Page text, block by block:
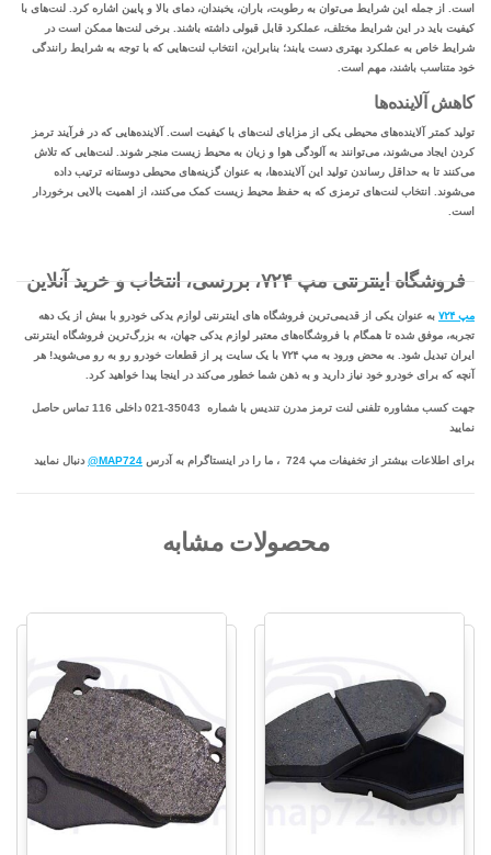
است. از جمله این شرایط می‌توان به رطوبت، باران، یخبندان، دمای بالا و پایین اشاره کرد. لنت‌های با
کیفیت باید در این شرایط مختلف، عملکرد قابل قبولی داشته باشند. برخی لنت‌ها ممکن است در
شرایط خاص به عملکرد بهتری دست یابند؛ بنابراین، انتخاب لنت‌هایی که با توجه به شرایط رانندگی
خود متناسب باشند، مهم است.
کاهش آلاینده‌ها
تولید کمتر آلاینده‌های محیطی یکی از مزایای لنت‌های با کیفیت است. آلاینده‌هایی که در فرآیند ترمز
کردن ایجاد می‌شوند، می‌توانند به آلودگی هوا و زیان به محیط زیست منجر شوند. لنت‌هایی که تلاش
می‌کنند تا به حداقل رساندن تولید این آلاینده‌ها، به عنوان گزینه‌های محیطی دوستانه ترتیب داده
می‌شوند. انتخاب لنت‌های ترمزی که به حفظ محیط زیست کمک می‌کنند، از اهمیت بالایی برخوردار
است.
فروشگاه اینترنتی مپ ۷۲۴، بررسی، انتخاب و خرید آنلاین
مپ ۷۲۴
به عنوان یکی از قدیمی‌ترین فروشگاه های اینترنتی لوازم یدکی خودرو با بیش از یک دهه
تجربه، موفق شده تا همگام با فروشگاه‌های معتبر لوازم یدکی جهان، به بزرگ‌ترین فروشگاه اینترنتی
ایران تبدیل شود. به محض ورود به مپ ۷۲۴ با یک سایت پر از قطعات خودرو رو به رو می‌شوید! هر
آنچه که برای خودرو خود نیاز دارید و به ذهن شما خطور می‌کند در اینجا پیدا خواهید کرد.
جهت کسب مشاوره تلفنی لنت ترمز مدرن تندیس با شماره 35043-021 داخلی 116 تماس حاصل
نمایید
برای اطلاعات بیشتر از تخفیفات مپ 724 ، ما را در اینستاگرام به آدرس MAP724@ دنبال نمایید
محصولات مشابه